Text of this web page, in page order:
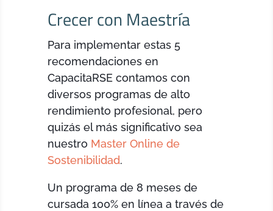
Crecer con Maestría
Para implementar estas 5
recomendaciones en
CapacitaRSE contamos con
diversos programas de alto
rendimiento profesional, pero
quizás el más significativo sea
nuestro Master Online de
Sostenibilidad.
Un programa de 8 meses de
cursada 100% en línea a través de